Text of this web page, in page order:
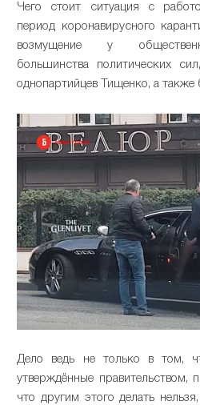
Чего стоит ситуация с
период коронавирусного
возмущение у
большинства политических
однопартийцев Тищенко, а также
Дело ведь не только в том,
утверждённые правительством,
что другим этого делать